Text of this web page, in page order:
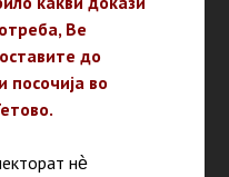
Ве
до
посочија во
нѐ